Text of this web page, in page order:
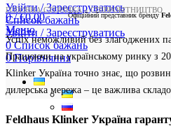
Увійти / Зареєструватись
Список бажань
Увійти / Зареєструватись
0Список бажань
0 Порівняння
0/ €0.00
Меню
Офіційний представник бренду
ГОЛОВНА СТОРІНКА»СПІВРОБІТНИЦТВО
Успіх неможливий без злагоджених
Працюючи на українському ринку з
Klinker Україна точно знає, що
дилерська мережа – це важлива
Feldhaus Klinker Україна